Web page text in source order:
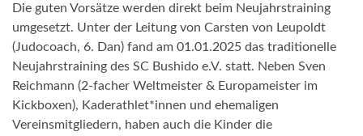
Die guten Vorsätze werden direkt beim Neujahrstraining
umgesetzt. Unter der Leitung von Carsten von Leupoldt
(Judocoach, 6. Dan) fand am 01.01.2025 das traditionelle
Neujahrstraining des SC Bushido e.V. statt. Neben Sven
Reichmann (2-facher Weltmeister & Europameister im
Kickboxen), Kaderathlet*innen und ehemaligen
Vereinsmitgliedern, haben auch die Kinder die